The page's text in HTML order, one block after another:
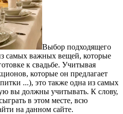
Выбор подходящего
самых важных вещей, которые
к свадьбе. Учитывая
которые он предлагает
...), это также одна из самых
вы должны учитывать. К слову,
в этом месте, всю
на данном сайте.